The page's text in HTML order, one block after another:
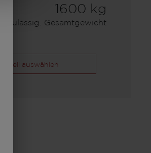
1600 kg
Zulässig. Gesamtgewicht
Modell auswählen